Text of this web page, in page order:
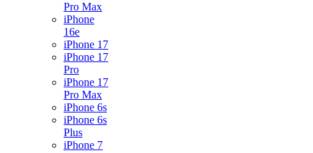
Pro Max
iPhone
16e
iPhone 17
iPhone 17
Pro
iPhone 17
Pro Max
iPhone 6s
iPhone 6s
Plus
iPhone 7